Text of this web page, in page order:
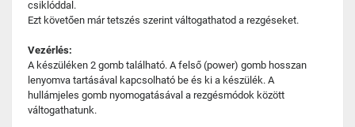
csiklóddal.
Ezt követően már tetszés szerint váltogathatod a rezgéseket.
Vezérlés:
A készüléken 2 gomb található. A felső (power) gomb hosszan
lenyomva tartásával kapcsolható be és ki a készülék. A
hullámjeles gomb nyomogatásával a rezgésmódok között
váltogathatunk.